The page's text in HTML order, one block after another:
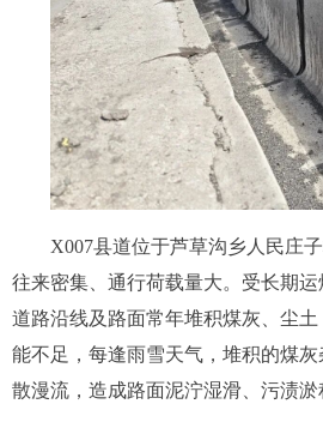
X007县道位于芦草沟乡人民庄
往来密集、通行荷载量大。受长期运
道路沿线及路面常年堆积煤灰、尘
能不足，每逢雨雪天气，堆积的煤
散漫流，造成路面泥泞湿滑、污渍淤